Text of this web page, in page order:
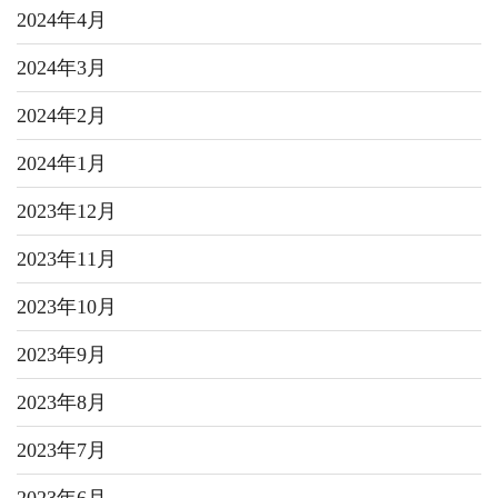
2024年4月
2024年3月
2024年2月
2024年1月
2023年12月
2023年11月
2023年10月
2023年9月
2023年8月
2023年7月